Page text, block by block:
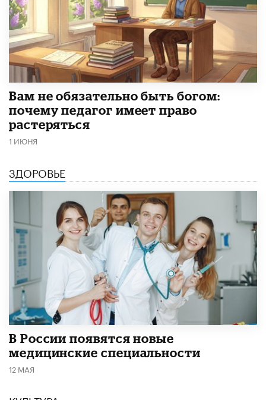
​Вам не обязательно быть богом:
почему педагог имеет право
растеряться
1 ИЮНЯ
ЗДОРОВЬЕ
В России появятся новые
медицинские специальности
12 МАЯ